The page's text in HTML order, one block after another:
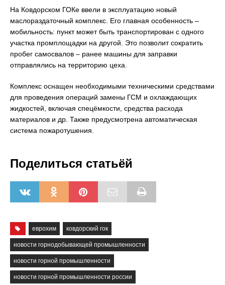
На Ковдорском ГОКе ввели в эксплуатацию новый
маслораздаточный комплекс. Его главная особенность –
мобильность: пункт может быть транспортирован с одного
участка промплощадки на другой. Это позволит сократить
пробег самосвалов – ранее машины для заправки
отправлялись на территорию цеха.
Комплекс оснащен необходимыми техническими средствами
для проведения операций замены ГСМ и охлаждающих
жидкостей, включая спецёмкости, средства расхода
материалов и др. Также предусмотрена автоматическая
система пожаротушения.
Поделиться статьёй
еврохим ковдорский гок
новости горнодобывающей промышленности
новости горной промышленности
новости горной промышленности россии